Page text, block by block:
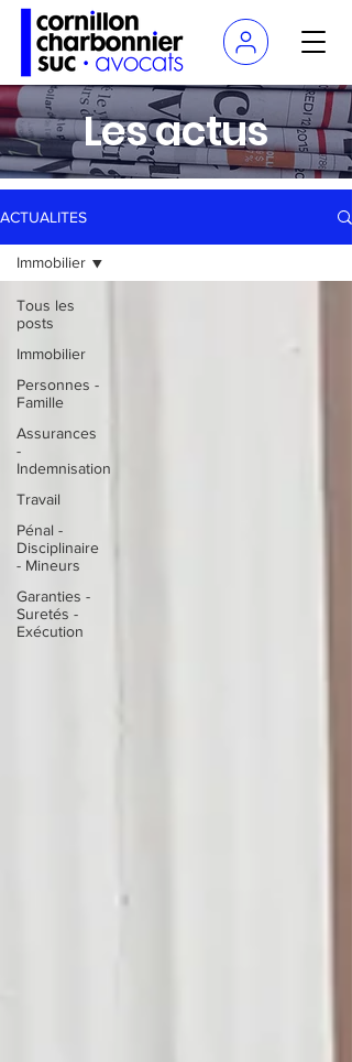
Les actus
ACTUALITES
Tous les
posts
Immobilier
Personnes -
Famille
Assurances
-
Indemnisation
Travail
Pénal -
Disciplinaire
- Mineurs
Garanties -
Suretés -
Exécution
Immobilier